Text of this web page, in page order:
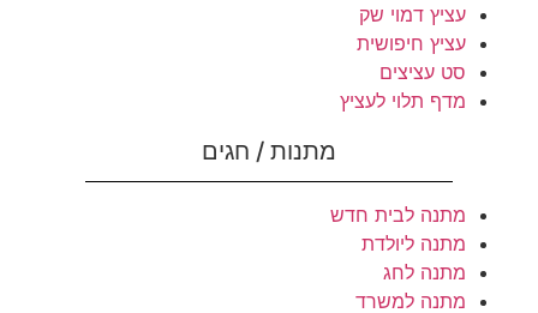
עציץ דמוי שק
עציץ חיפושית
סט עציצים
מדף תלוי לעציץ
מתנות / חגים
מתנה לבית חדש
מתנה ליולדת
מתנה לחג
מתנה למשרד